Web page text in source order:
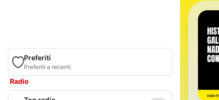
Preferiti
Preferiti e recenti
Radio